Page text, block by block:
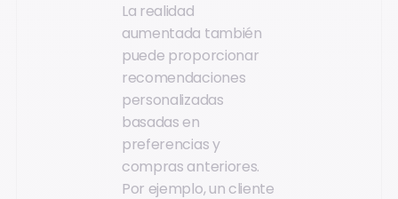
La realidad
aumentada también
puede proporcionar
recomendaciones
personalizadas
basadas en
preferencias y
compras anteriores.
Por ejemplo, un cliente